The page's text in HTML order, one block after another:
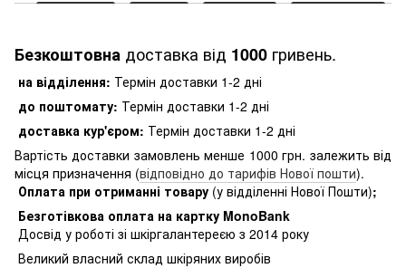
Безкоштовна доставка від 1000 гривень.
на відділення: Термін доставки 1-2 дні
до поштомату: Термін доставки 1-2 дні
доставка кур'єром: Термін доставки 1-2 дні
Вартість доставки замовлень менше 1000 грн. залежить від
місця призначення (відповідно до тарифів Нової пошти).
Оплата при отриманні товару (у відділенні Нової Пошти);
Безготівкова оплата на картку MonoBank
Досвід у роботі зі шкіргалантереєю з 2014 року
Великий власний склад шкіряних виробів